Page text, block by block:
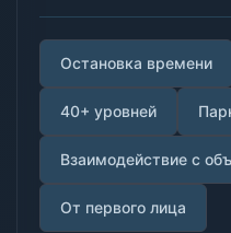
Остановка времени
40+ уровней
Взаимодействие с
От первого лица